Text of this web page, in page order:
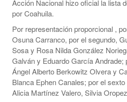
Acción Nacional hizo oficial la lista
por Coahuila.
Por representación proporcional ,
Osuna Carranco, por el segundo,
Sosa y Rosa Nilda González
Galván y Eduardo García
Ángel Alberto Berkowitz Olvera y
Blanca Ephen Canales; por el
Alicia Martínez Valero, Silvia